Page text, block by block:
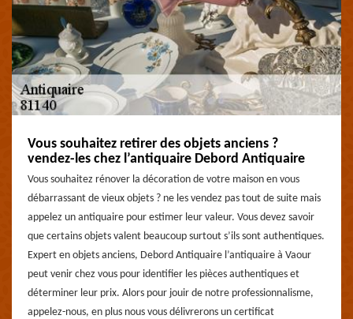
Vous souhaitez retirer des objets anciens ?
vendez-les chez l’antiquaire Debord Antiquaire
Vous souhaitez rénover la décoration de votre maison en vous
débarrassant de vieux objets ? ne les vendez pas tout de suite mais
appelez un antiquaire pour estimer leur valeur. Vous devez savoir
que certains objets valent beaucoup surtout s’ils sont authentiques.
Expert en objets anciens, Debord Antiquaire l’antiquaire à Vaour
peut venir chez vous pour identifier les pièces authentiques et
déterminer leur prix. Alors pour jouir de notre professionnalisme,
appelez-nous, en plus nous vous délivrerons un certificat